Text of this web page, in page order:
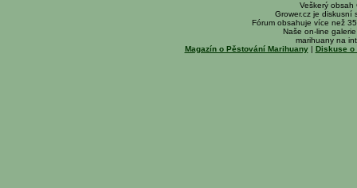
Veškerý obsah
Grower.cz je diskusní
Fórum obsahuje více než
Naše on-line
marihuany na
Magazín o Pěstování Marihuany| Diskuse o